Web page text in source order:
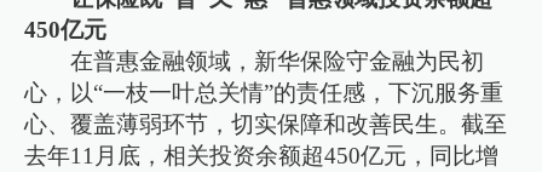
450亿元
在普惠金融领域，新华保险守金融为民初
心，以“一枝一叶总关情”的责任感，下沉服务重
心、覆盖薄弱环节，切实保障和改善民生。截至
去年11月底，相关投资余额超450亿元，同比增